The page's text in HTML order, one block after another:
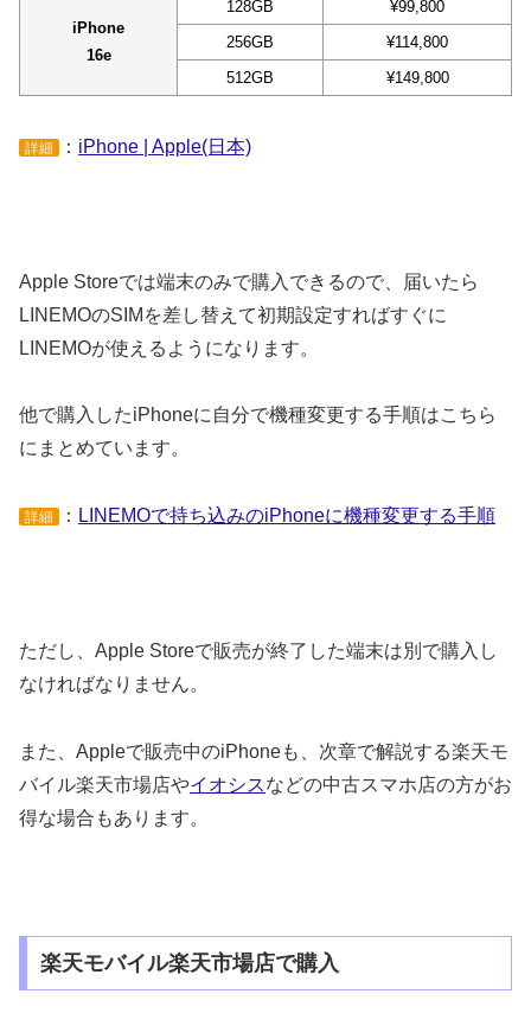
iPhone
16e
128GB
¥99,800
256GB
¥114,800
512GB
¥149,800
詳細 ： iPhone | Apple(日本)
Apple Storeでは端末のみで購入できるので、届いたら
LINEMOのSIMを差し替えて初期設定すればすぐに
LINEMOが使えるようになります。
他で購入したiPhoneに自分で機種変更する手順はこちら
にまとめています。
詳細 ： LINEMOで持ち込みのiPhoneに機種変更する手順
ただし、Apple Storeで販売が終了した端末は別で購入し
なければなりません。
また、Appleで販売中のiPhoneも、次章で解説する楽天モ
バイル楽天市場店やイオシスなどの中古スマホ店の方がお
得な場合もあります。
楽天モバイル楽天市場店で購入